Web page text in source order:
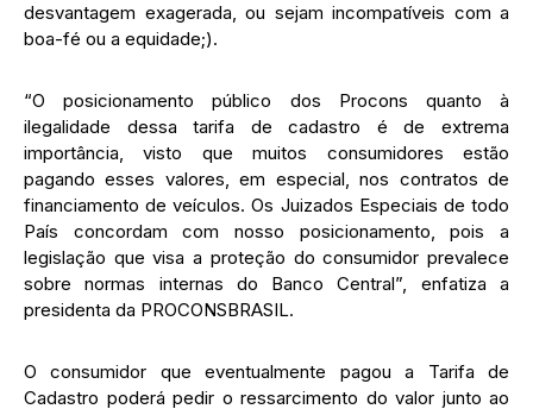
desvantagem exagerada, ou sejam incompatíveis com a
boa-fé ou a equidade;).
“O posicionamento público dos Procons quanto à
ilegalidade dessa tarifa de cadastro é de extrema
importância, visto que muitos consumidores estão
pagando esses valores, em especial, nos contratos de
financiamento de veículos. Os Juizados Especiais de todo
País concordam com nosso posicionamento, pois a
legislação que visa a proteção do consumidor prevalece
sobre normas internas do Banco Central”, enfatiza a
presidenta da PROCONSBRASIL.
O consumidor que eventualmente pagou a Tarifa de
Cadastro poderá pedir o ressarcimento do valor junto ao